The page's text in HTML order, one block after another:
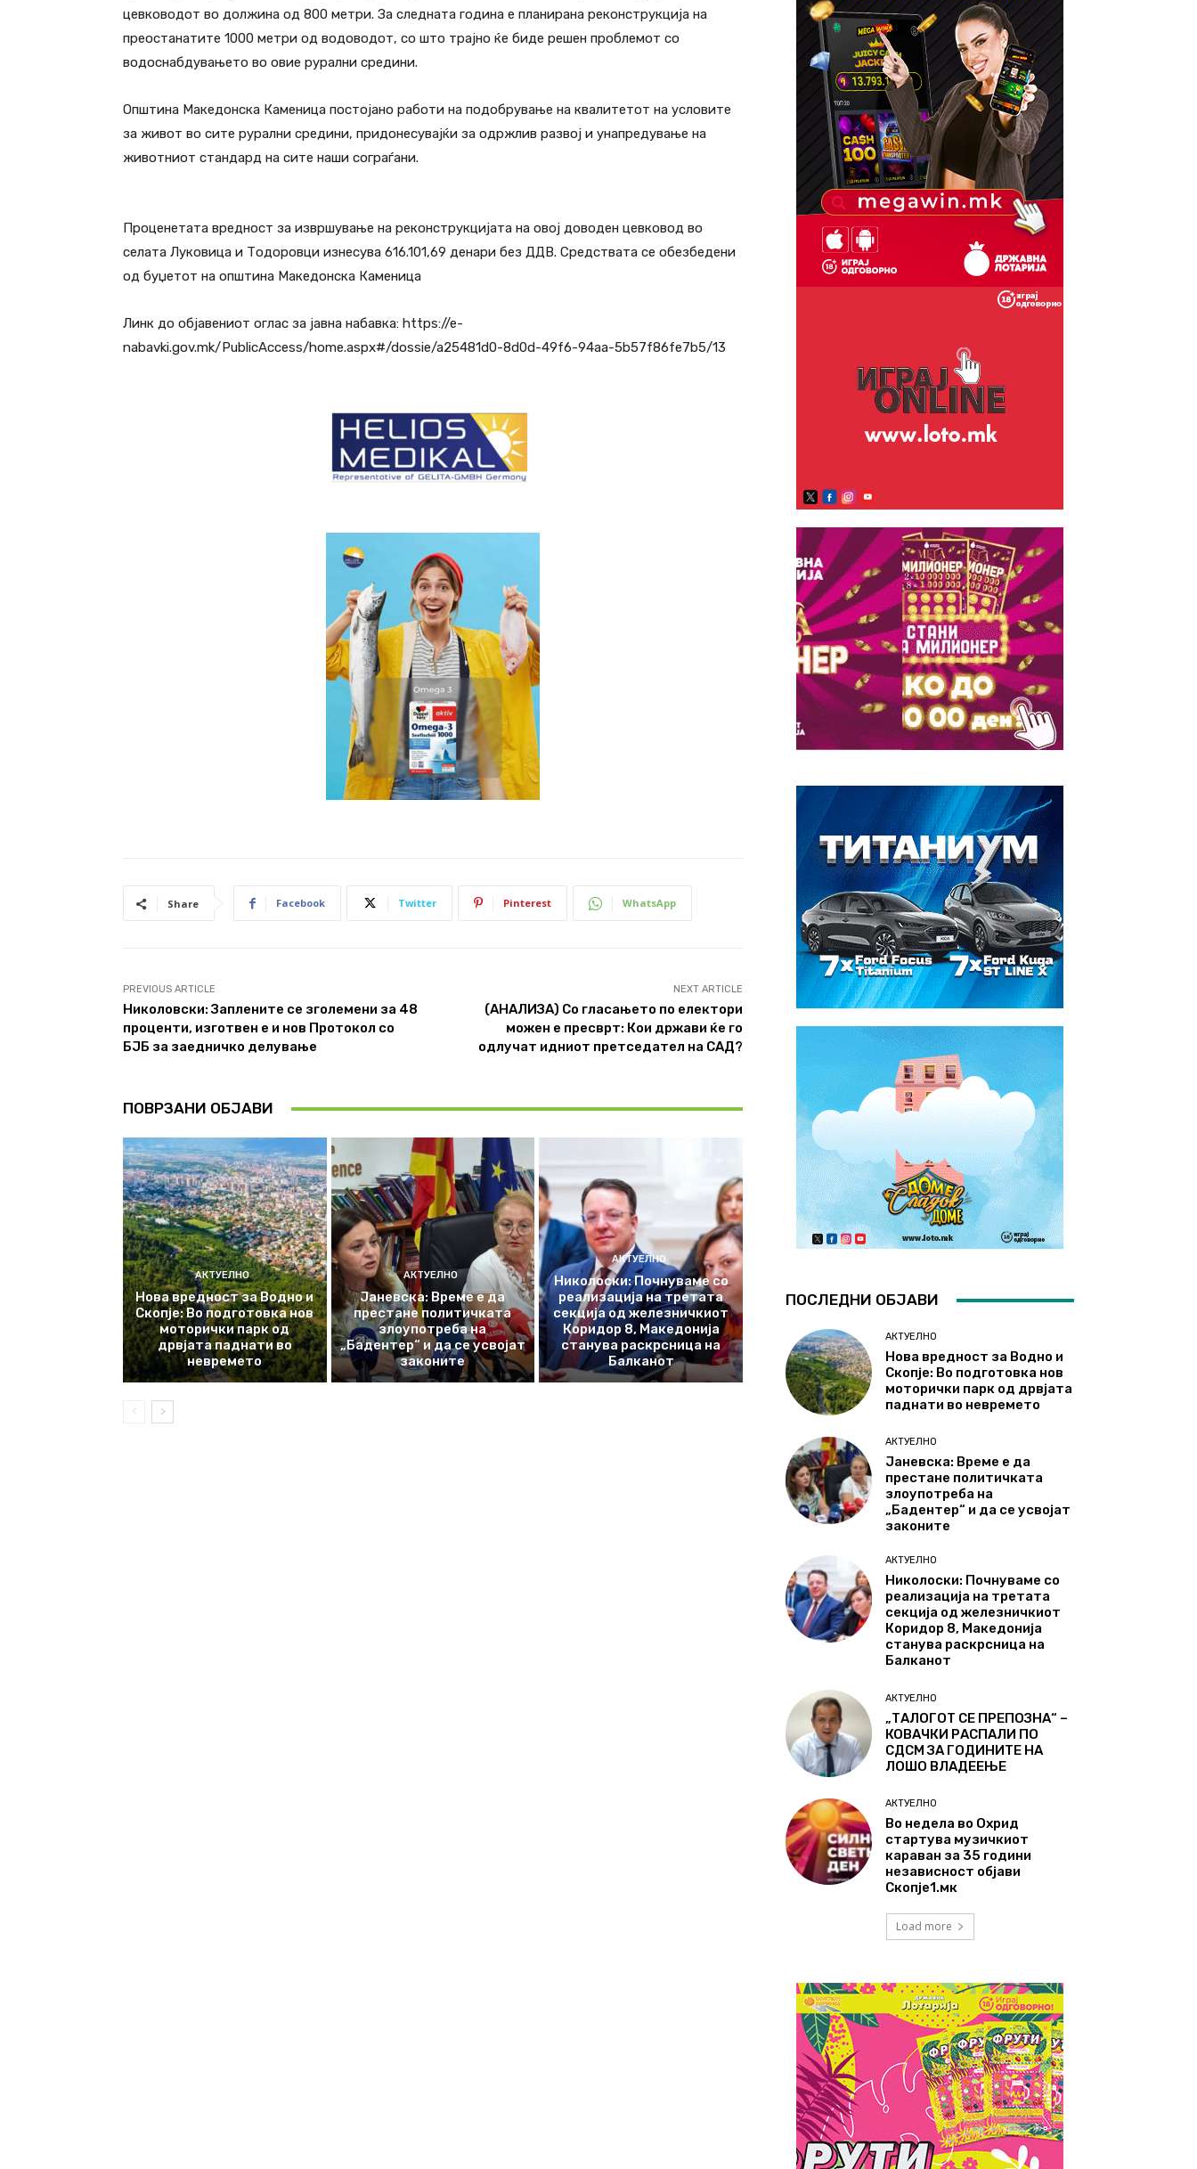
цевководот во должина од 800 метри. За следната година е планирана реконструкција на
преостанатите 1000 метри од водоводот, со што трајно ќе биде решен проблемот со
водоснабдувањето во овие рурални средини.
Општина Македонска Каменица постојано работи на подобрување на квалитетот на условите
за живот во сите рурални средини, придонесувајќи за одржлив развој и унапредување на
животниот стандард на сите наши сограѓани.
Проценетата вредност за извршување на реконструкцијата на овој доводен цевковод во
селата Луковица и Тодоровци изнесува 616.101,69 денари без ДДВ. Средствата се обезбедени
од буџетот на општина Македонска Каменица
Линк до објавениот оглас за јавна набавка: https://e-
nabavki.gov.mk/PublicAccess/home.aspx#/dossie/a25481d0-8d0d-49f6-94aa-5b57f86fe7b5/13
Share Facebook Twitter Pinterest WhatsApp
PREVIOUS ARTICLE
Николовски: Заплените се зголемени за 48
проценти, изготвен е и нов Протокол со
БЈБ за заедничко делување
NEXT ARTICLE
(АНАЛИЗА) Со гласањето по електори
можен е пресврт: Кои држави ќе го
одлучат идниот претседател на САД?
ПОВРЗАНИ ОБЈАВИ
АКТУЕЛНО
Нова вредност за Водно и
Скопје: Во подготовка нов
моторички парк од
дрвјата паднати во
невремето
АКТУЕЛНО
Јаневска: Време е да
престане политичката
злоупотреба на
„Бадентер“ и да се усвојат
законите
АКТУЕЛНО
Николоски: Почнуваме со
реализација на третата
секција од железничкиот
Коридор 8, Македонија
станува раскрсница на
Балканот
ПОСЛЕДНИ ОБЈАВИ
АКТУЕЛНО
Нова вредност за Водно и
Скопје: Во подготовка нов
моторички парк од дрвјата
паднати во невремето
АКТУЕЛНО
Јаневска: Време е да
престане политичката
злоупотреба на
„Бадентер“ и да се усвојат
законите
АКТУЕЛНО
Николоски: Почнуваме со
реализација на третата
секција од железничкиот
Коридор 8, Македонија
станува раскрсница на
Балканот
АКТУЕЛНО
„ТАЛОГОТ СЕ ПРЕПОЗНА“ –
КОВАЧКИ РАСПАЛИ ПО
СДСМ ЗА ГОДИНИТЕ НА
ЛОШО ВЛАДЕЕЊЕ
АКТУЕЛНО
Во недела во Охрид
стартува музичкиот
караван за 35 години
независност објави
Скопје1.мк
Load more